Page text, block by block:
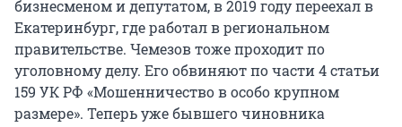
бизнесменом и депутатом, в 2019 году переехал в
Екатеринбург, где работал в региональном
правительстве. Чемезов тоже проходит по
уголовному делу. Его обвиняют по части 4 статьи
159 УК РФ «Мошенничество в особо крупном
размере». Теперь уже бывшего чиновника